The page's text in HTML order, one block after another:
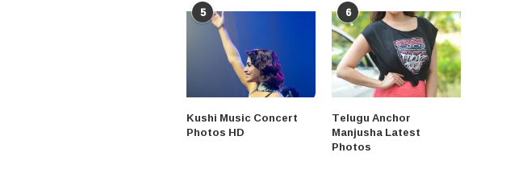
5
Kushi Music Concert
Photos HD
6
Telugu Anchor
Manjusha Latest
Photos